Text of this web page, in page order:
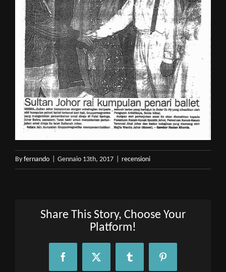
By fernando Gennaio 13th, 2017 recensioni
Share This Story, Choose Your
Platform!
FacebookX Tumblr Pinterest